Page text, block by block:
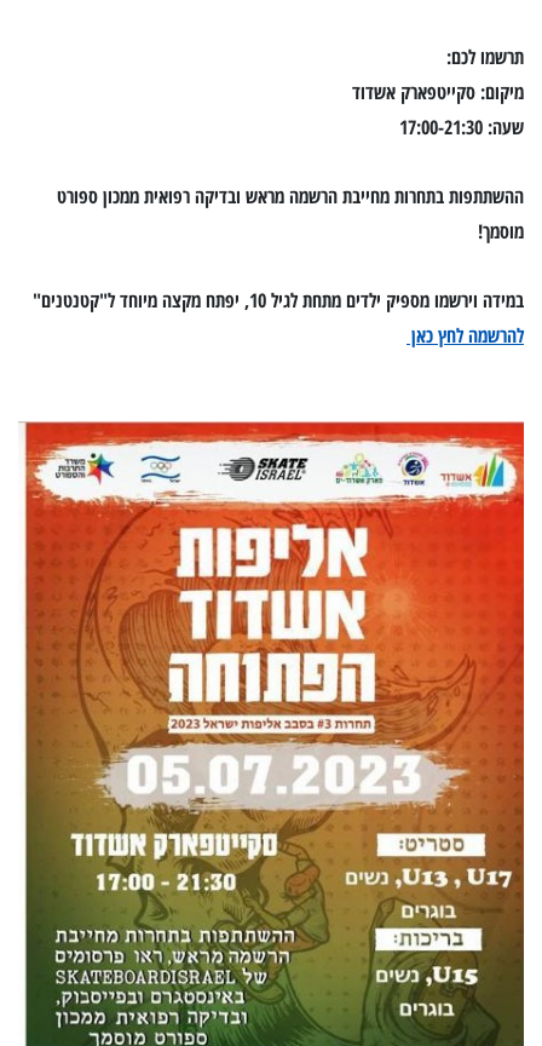
תרשמו לכם:
מיקום: סקייטפארק אשדוד
שעה: 17:00-21:30
ההשתתפות בתחרות מחייבת הרשמה מראש ובדיקה רפואית ממכון ספורט
מוסמך!
במידה וירשמו מספיק ילדים מתחת לגיל 10, יפתח מקצה מיוחד ל"קטנטנים"
להרשמה לחץ כאן